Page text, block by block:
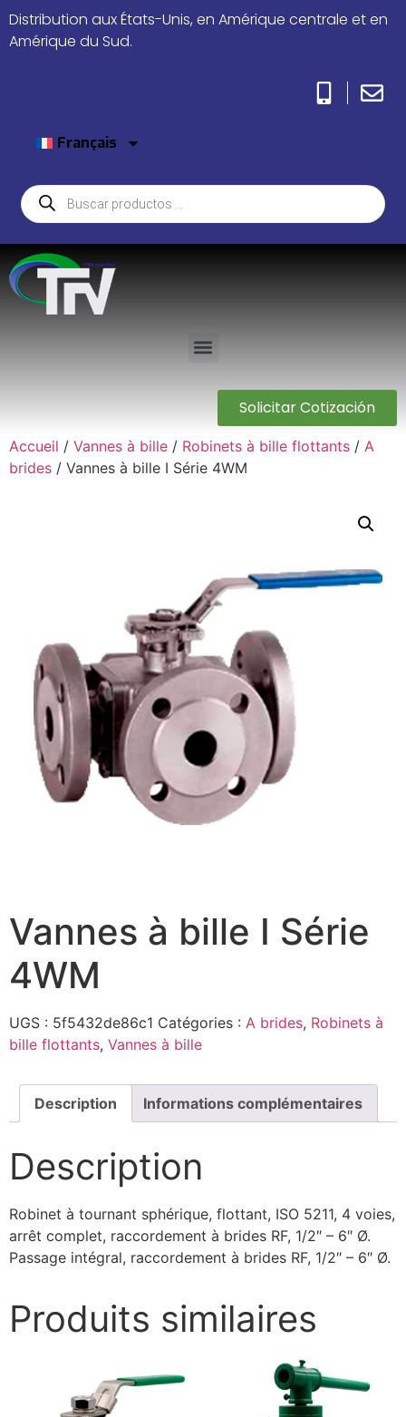
Distribution aux États-Unis, en Amérique centrale et en
Amérique du Sud.
Français
Solicitar Cotización
Accueil / Vannes à bille / Robinets à bille flottants / A
brides / Vannes à bille I Série 4WM
Vannes à bille I Série
4WM
UGS : 5f5432de86c1 Catégories : A brides, Robinets à
bille flottants, Vannes à bille
Description Informations complémentaires
Description
Robinet à tournant sphérique, flottant, ISO 5211, 4 voies,
arrêt complet, raccordement à brides RF, 1/2″ – 6″ Ø.
Passage intégral, raccordement à brides RF, 1/2″ – 6″ Ø.
Produits similaires